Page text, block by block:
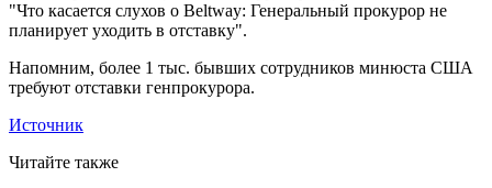
"Что касается слухов о Beltway: Генеральный прокурор не
планирует уходить в отставку".
Напомним, более 1 тыс. бывших сотрудников минюста США
требуют отставки генпрокурора.
Источник
Читайте также